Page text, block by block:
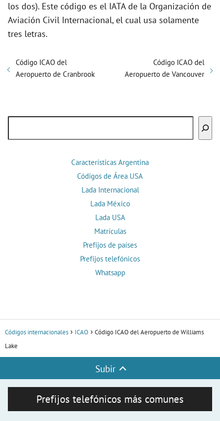
los dos). Este código es el IATA de la Organización de
Aviación Civil Internacional, el cual usa solamente
tres letras.
Código ICAO del
Aeropuerto de Cranbrook
Código ICAO del
Aeropuerto de Vancouver
Características Argentina
Códigos de Área USA
Lada Internacional
Lada México
Lada USA
Matrículas
Prefijos de países
Prefijos telefónicos
Whatsapp
Códigos internacionales ICAO
Código ICAO del Aeropuerto de Williams
Lake
Subir
Prefijos telefónicos más comunes